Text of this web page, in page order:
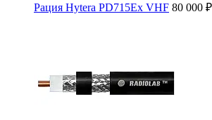
Рация Hytera PD715Ex VHF 80 000 ₽